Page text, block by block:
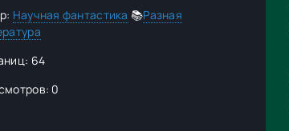
Научная фантастика 📚Разная
64
0